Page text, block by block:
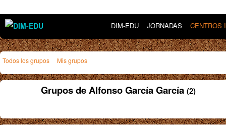
DIM-EDU JORNADAS CENTROS
Todos los grupos Mis grupos
Grupos de Alfonso García García (2)